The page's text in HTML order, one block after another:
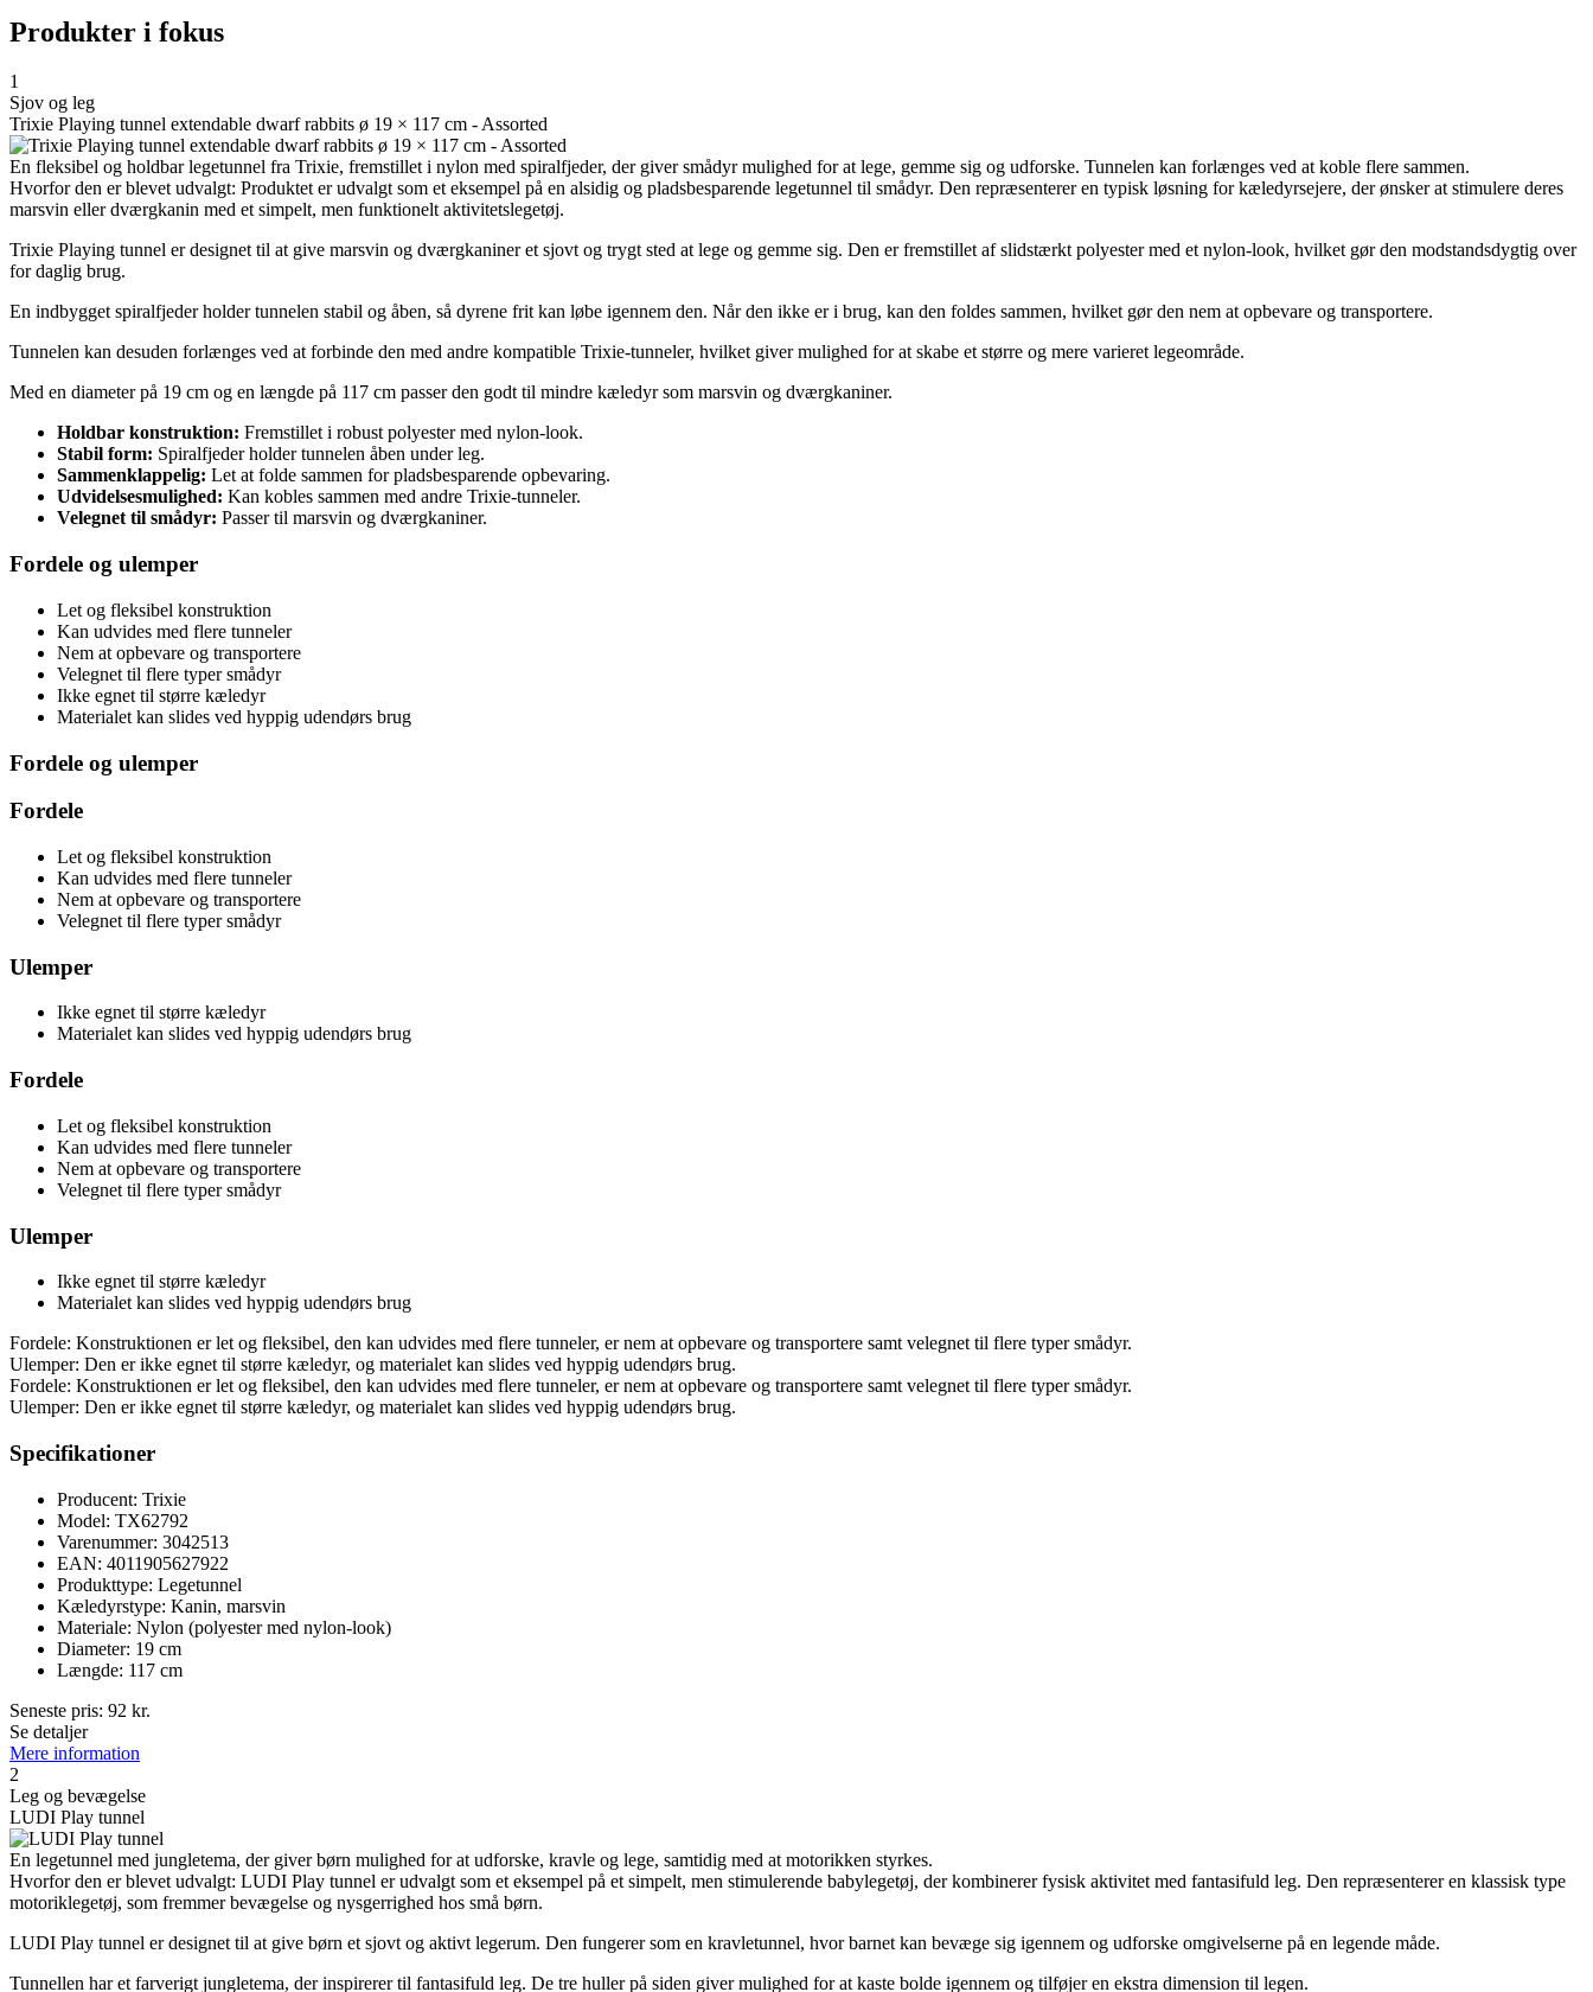
Produkter i fokus
1
Sjov og leg
Trixie Playing tunnel extendable dwarf rabbits ø 19 × 117 cm - Assorted
En fleksibel og holdbar legetunnel fra Trixie, fremstillet i nylon med spiralfjeder, der giver smådyr mulighed for at lege, gemme sig og udforske. Tunnelen kan forlænges ved at koble flere sammen.
Hvorfor den er blevet udvalgt: Produktet er udvalgt som et eksempel på en alsidig og pladsbesparende legetunnel til smådyr. Den repræsenterer en typisk løsning for kæledyrsejere, der ønsker at stimulere deres
marsvin eller dværgkanin med et simpelt, men funktionelt aktivitetslegetøj.
Trixie Playing tunnel er designet til at give marsvin og dværgkaniner et sjovt og trygt sted at lege og gemme sig. Den er fremstillet af slidstærkt polyester med et nylon-look, hvilket gør den modstandsdygtig over
for daglig brug.
En indbygget spiralfjeder holder tunnelen stabil og åben, så dyrene frit kan løbe igennem den. Når den ikke er i brug, kan den foldes sammen, hvilket gør den nem at opbevare og transportere.
Tunnelen kan desuden forlænges ved at forbinde den med andre kompatible Trixie-tunneler, hvilket giver mulighed for at skabe et større og mere varieret legeområde.
Med en diameter på 19 cm og en længde på 117 cm passer den godt til mindre kæledyr som marsvin og dværgkaniner.
Holdbar konstruktion: Fremstillet i robust polyester med nylon-look.
Stabil form: Spiralfjeder holder tunnelen åben under leg.
Sammenklappelig: Let at folde sammen for pladsbesparende opbevaring.
Udvidelsesmulighed: Kan kobles sammen med andre Trixie-tunneler.
Velegnet til smådyr: Passer til marsvin og dværgkaniner.
Fordele og ulemper
Let og fleksibel konstruktion
Kan udvides med flere tunneler
Nem at opbevare og transportere
Velegnet til flere typer smådyr
Ikke egnet til større kæledyr
Materialet kan slides ved hyppig udendørs brug
Fordele og ulemper
Fordele
Let og fleksibel konstruktion
Kan udvides med flere tunneler
Nem at opbevare og transportere
Velegnet til flere typer smådyr
Ulemper
Ikke egnet til større kæledyr
Materialet kan slides ved hyppig udendørs brug
Fordele
Let og fleksibel konstruktion
Kan udvides med flere tunneler
Nem at opbevare og transportere
Velegnet til flere typer smådyr
Ulemper
Ikke egnet til større kæledyr
Materialet kan slides ved hyppig udendørs brug
Fordele: Konstruktionen er let og fleksibel, den kan udvides med flere tunneler, er nem at opbevare og transportere samt velegnet til flere typer smådyr.
Ulemper: Den er ikke egnet til større kæledyr, og materialet kan slides ved hyppig udendørs brug.
Fordele: Konstruktionen er let og fleksibel, den kan udvides med flere tunneler, er nem at opbevare og transportere samt velegnet til flere typer smådyr.
Ulemper: Den er ikke egnet til større kæledyr, og materialet kan slides ved hyppig udendørs brug.
Specifikationer
Producent: Trixie
Model: TX62792
Varenummer: 3042513
EAN: 4011905627922
Produkttype: Legetunnel
Kæledyrstype: Kanin, marsvin
Materiale: Nylon (polyester med nylon-look)
Diameter: 19 cm
Længde: 117 cm
Seneste pris: 92 kr.
Se detaljer
Mere information
2
Leg og bevægelse
LUDI Play tunnel
En legetunnel med jungletema, der giver børn mulighed for at udforske, kravle og lege, samtidig med at motorikken styrkes.
Hvorfor den er blevet udvalgt: LUDI Play tunnel er udvalgt som et eksempel på et simpelt, men stimulerende babylegetøj, der kombinerer fysisk aktivitet med fantasifuld leg. Den repræsenterer en klassisk type
motoriklegetøj, som fremmer bevægelse og nysgerrighed hos små børn.
LUDI Play tunnel er designet til at give børn et sjovt og aktivt legerum. Den fungerer som en kravletunnel, hvor barnet kan bevæge sig igennem og udforske omgivelserne på en legende måde.
Tunnellen har et farverigt jungletema, der inspirerer til fantasifuld leg. De tre huller på siden giver mulighed for at kaste bolde igennem og tilføjer en ekstra dimension til legen.